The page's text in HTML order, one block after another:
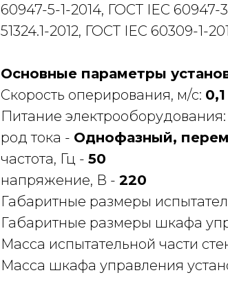
60947-5-1-2014, ГОСТ IEC
51324.1-2012, ГОСТ IEC 60309-1-
Основные параметры
Скорость оперирования, м/с:
Питание электрооборудования:
род тока - Однофазный,
частота, Гц - 50
напряжение, В - 220
Габаритные размеры
Габаритные размеры шкафа
Масса испытательной части
Масса шкафа управления